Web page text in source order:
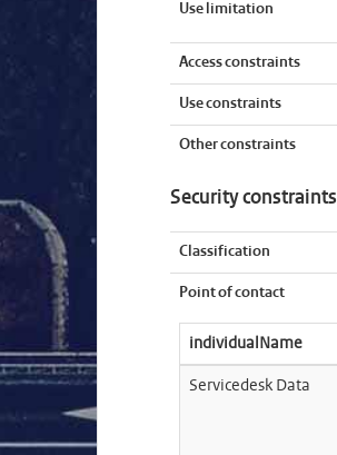
Use limitation
Access constraints
Use constraints
Other constraints
Security constraints
Classification
Point of contact
individualName
Servicedesk Data